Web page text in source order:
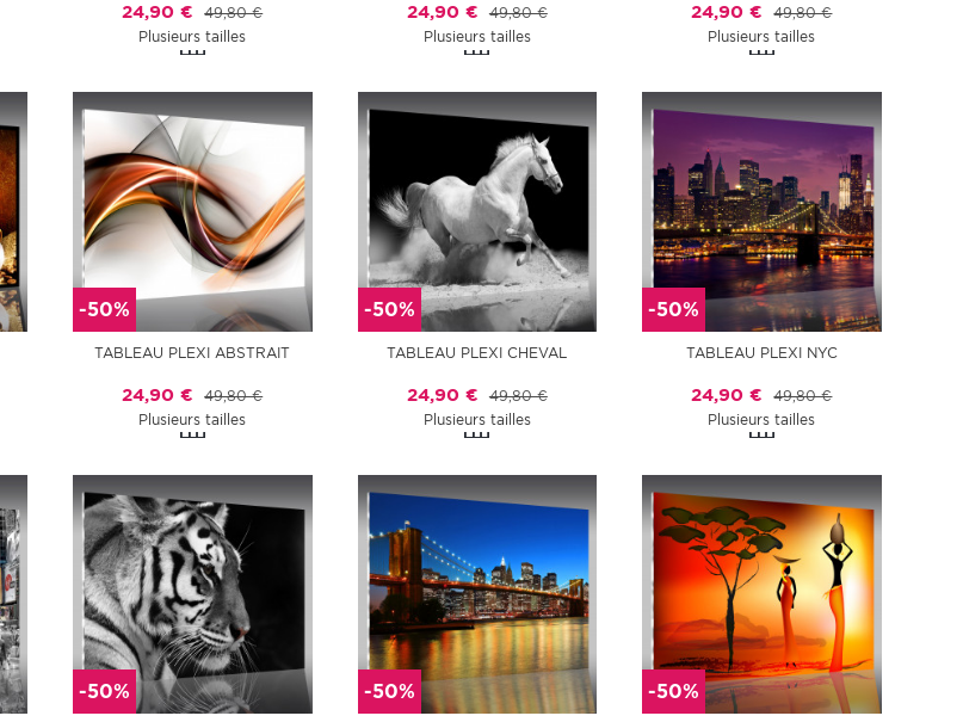
24,90 €
49,80 €
Plusieurs tailles
24,90 €
49,80 €
Plusieurs tailles
24,90 €
49,80 €
Plusieurs tailles
-50%
TABLEAU PLEXI ABSTRAIT
24,90 €
49,80 €
Plusieurs tailles
-50%
TABLEAU PLEXI CHEVAL
24,90 €
49,80 €
Plusieurs tailles
-50%
TABLEAU PLEXI NYC
24,90 €
49,80 €
Plusieurs tailles
-50% -50% -50%